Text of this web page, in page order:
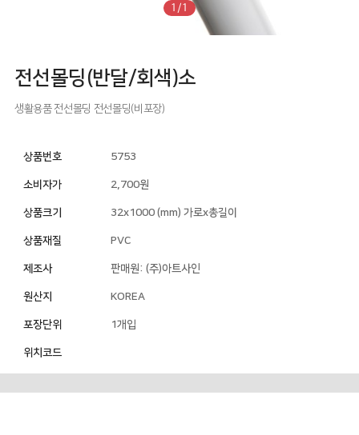
1/1
전선몰딩(반달/회색)소
생활용품 전선몰딩 전선몰딩(비포장)
상품번호 5753
소비자가 2,700원
상품크기 32x1000 (mm) 가로x총길이
상품재질 PVC
제조사 판매원: (주)아트사인
원산지 KOREA
포장단위 1개입
위치코드